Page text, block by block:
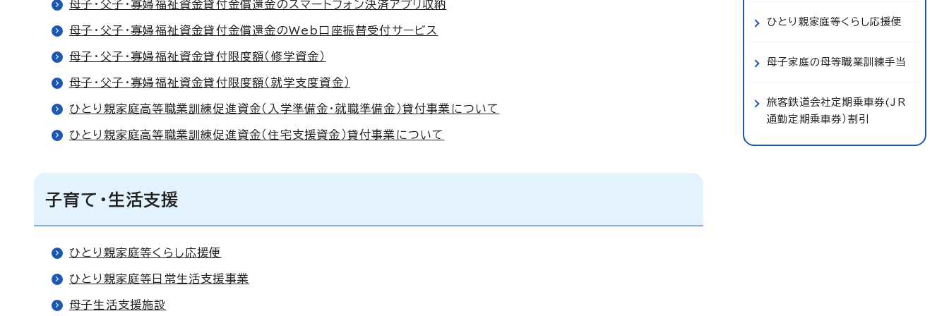
母子・父子・寡婦福祉資金貸付金償還金のスマートフォン決済アプリ収納
母子・父子・寡婦福祉資金貸付金償還金のWeb口座振替受付サービス
母子・父子・寡婦福祉資金貸付限度額（修学資金）
母子・父子・寡婦福祉資金貸付限度額（就学支度資金）
ひとり親家庭高等職業訓練促進資金（入学準備金・就職準備金）貸付事業について
ひとり親家庭高等職業訓練促進資金（住宅支援資金）貸付事業について
子育て・生活支援
ひとり親家庭等くらし応援便
ひとり親家庭等日常生活支援事業
母子生活支援施設
ひとり親家庭等くらし応援便
母子家庭の母等職業訓練手当
旅客鉄道会社定期乗車券(JR
通勤定期乗車券）割引